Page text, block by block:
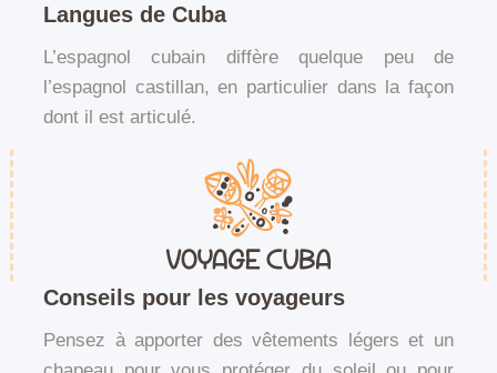
Langues de Cuba
L’espagnol cubain diffère quelque peu de
l’espagnol castillan, en particulier dans la façon
dont il est articulé.
Conseils pour les voyageurs
Pensez à apporter des vêtements légers et un